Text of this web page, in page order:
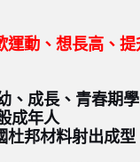
動、想長高、提
成長、青春期學
年人
邦材料射出成型